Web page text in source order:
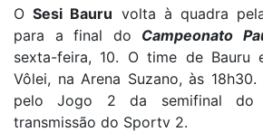
OSesi Bauru volta à quadra
para a final do Campeonato
sexta-feira, 10. O time de Bauru
Vôlei, na Arena Suzano, às
pelo Jogo 2 da semifinal do
transmissão do Sportv 2.